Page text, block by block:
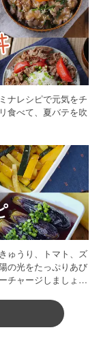
ナレシピで元気をチ
食べて、夏バテを吹
ゅうり、トマト、ズ
の光をたっぷりあび
チャージしましょう